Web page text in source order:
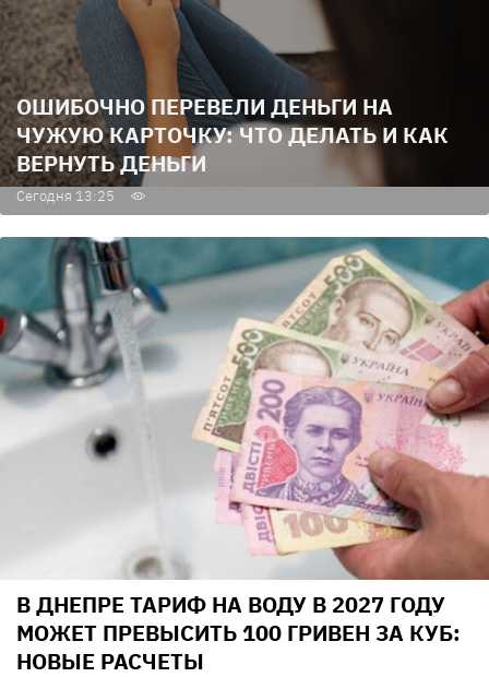
ОШИБОЧНО ПЕРЕВЕЛИ ДЕНЬГИ НА
ЧУЖУЮ КАРТОЧКУ: ЧТО ДЕЛАТЬ И КАК
ВЕРНУТЬ ДЕНЬГИ
Сегодня 13:25
В ДНЕПРЕ ТАРИФ НА ВОДУ В 2027 ГОДУ
МОЖЕТ ПРЕВЫСИТЬ 100 ГРИВЕН ЗА КУБ:
НОВЫЕ РАСЧЕТЫ